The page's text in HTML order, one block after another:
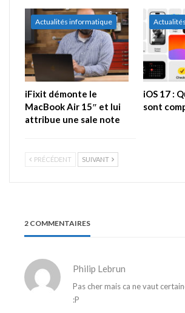
Actualités informatique
iFixit démonte le
MacBook Air 15″ et lui
attribue une sale note
iOS 17 :
sont
PRÉCÉDENT SUIVANT
2 COMMENTAIRES
Philip Lebrun
Pas cher mais ca ne vaut
:P